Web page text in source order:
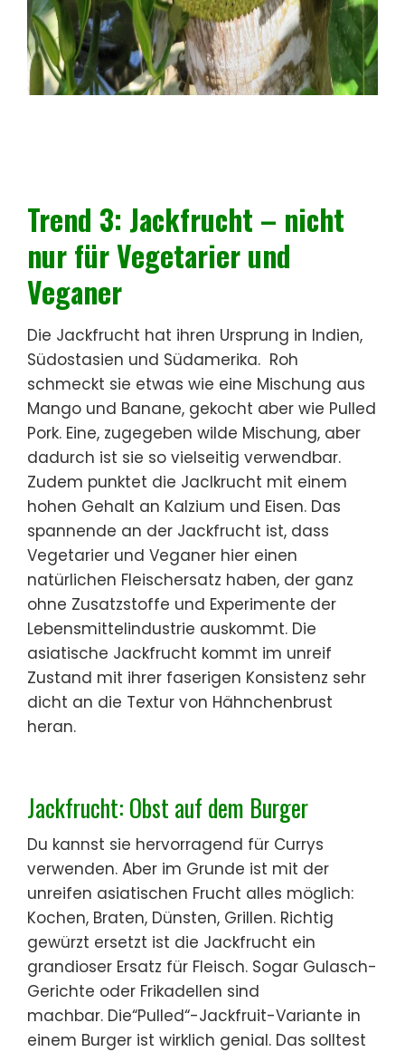
Trend 3: Jackfrucht – nicht
nur für Vegetarier und
Veganer
Die Jackfrucht hat ihren Ursprung in Indien,
Südostasien und Südamerika. Roh
schmeckt sie etwas wie eine Mischung aus
Mango und Banane, gekocht aber wie Pulled
Pork. Eine, zugegeben wilde Mischung, aber
dadurch ist sie so vielseitig verwendbar.
Zudem punktet die Jaclkrucht mit einem
hohen Gehalt an Kalzium und Eisen. Das
spannende an der Jackfrucht ist, dass
Vegetarier und Veganer hier einen
natürlichen Fleischersatz haben, der ganz
ohne Zusatzstoffe und Experimente der
Lebensmittelindustrie auskommt. Die
asiatische Jackfrucht kommt im unreif
Zustand mit ihrer faserigen Konsistenz sehr
dicht an die Textur von Hähnchenbrust
heran.
Jackfrucht: Obst auf dem Burger
Du kannst sie hervorragend für Currys
verwenden. Aber im Grunde ist mit der
unreifen asiatischen Frucht alles möglich:
Kochen, Braten, Dünsten, Grillen. Richtig
gewürzt ersetzt ist die Jackfrucht ein
grandioser Ersatz für Fleisch. Sogar Gulasch-
Gerichte oder Frikadellen sind
machbar. Die“Pulled“-Jackfruit-Variante in
einem Burger ist wirklich genial. Das solltest